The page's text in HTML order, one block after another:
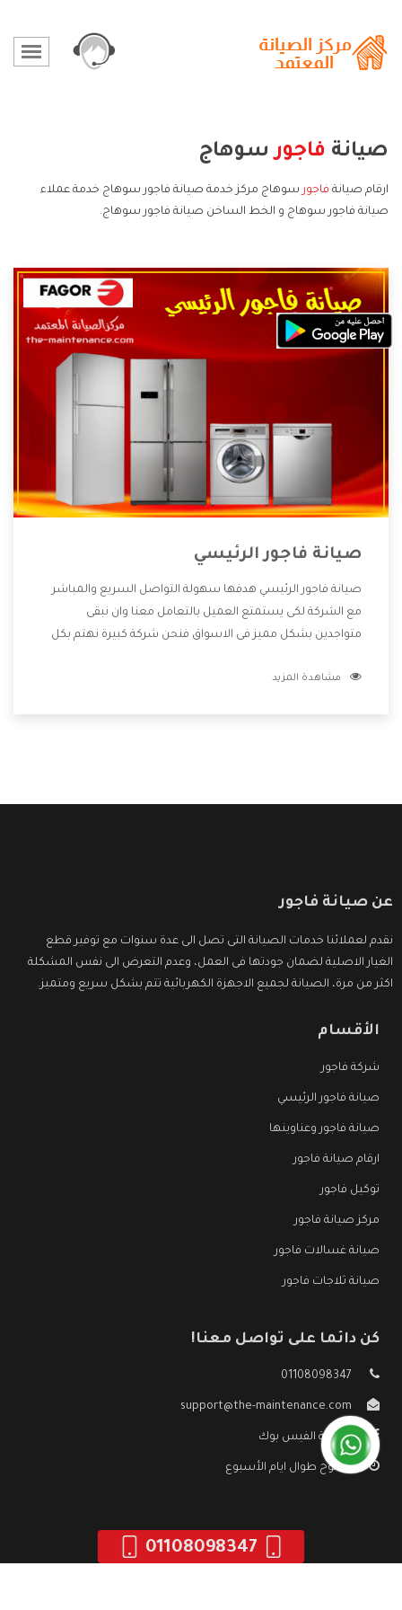
صيانة فاجورسوهاج
ارقام صيانة فاجور سوهاج مركز خدمة صيانة فاجور سوهاج خدمة عملاء
صيانة فاجور سوهاج و الخط الساخن صيانة فاجور سوهاج.
صيانة فاجور الرئيسي
صيانة فاجور الرئيسي هدفها سهولة التواصل السريع والمباشر
مع الشركة لكى يستمتع العميل بالتعامل معنا وان نبقى
متواجدين بشكل مميز فى الاسواق فنحن شركة كبيرة نهتم بكل
الشركة بها والتى تكون منها خدمة الصيانة التى تكون من أهم
مشاهدة المزيد
عن صيانة فاجور
نقدم لعملائنا خدمات الصيانة التى تصل الى عدة سنوات مع توفير قطع
الغيار الاصلية لضمان جودتها فى العمل، وعدم التعرض الى نفس المشكلة
اكثر من مرة، الصيانة لجميع الاجهزة الكهربائية تتم بشكل سريع ومتميز.
الأقسام
شركة فاجور
صيانة فاجور الرئيسي
صيانة فاجور وعناوينها
ارقام صيانة فاجور
توكيل فاجور
مركز صيانة فاجور
صيانة غسالات فاجور
صيانة ثلاجات فاجور
كن دائما على تواصل معنا!
01108098347
support@the-maintenance.com
صفحة الفيس بوك
مفتوح طوال ايام الأسبوع
01108098347